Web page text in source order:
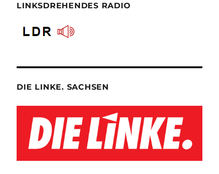
LINKSDREHENDES RADIO
DIE LINKE. SACHSEN